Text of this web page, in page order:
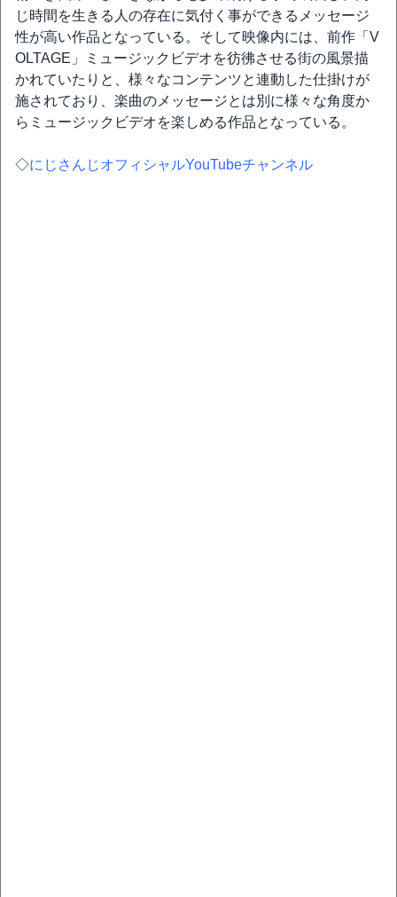
じ時間を生きる人の存在に気付く事ができるメッセージ
性が高い作品となっている。そして映像内には、前作「V
OLTAGE」ミュージックビデオを彷彿させる街の風景描
かれていたりと、様々なコンテンツと連動した仕掛けが
施されており、楽曲のメッセージとは別に様々な角度か
らミュージックビデオを楽しめる作品となっている。
◇にじさんじオフィシャルYouTubeチャンネル